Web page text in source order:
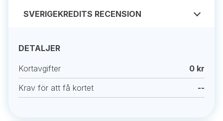
SVERIGEKREDITS RECENSION
DETALJER
Kortavgifter
0 kr
Krav för att få kortet
--